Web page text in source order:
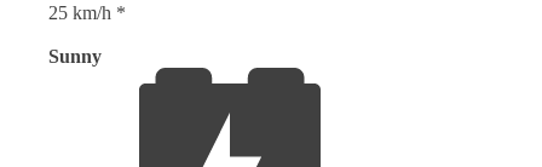
25 km/h *
Sunny